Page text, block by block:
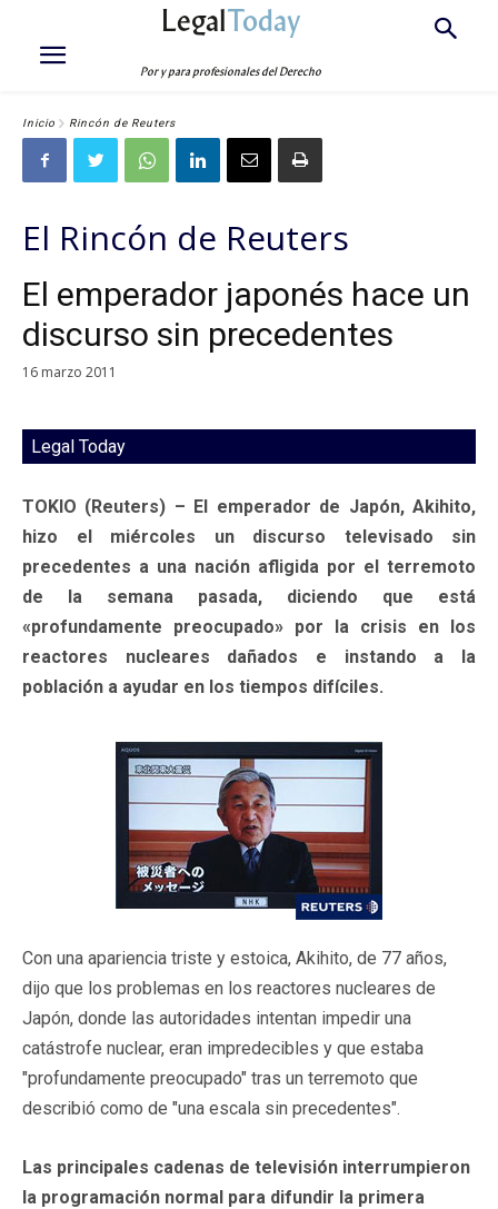
LegalToday
Por y para profesionales del Derecho
Inicio Rincón de Reuters
El Rincón de Reuters
El emperador japonés hace un
discurso sin precedentes
16 marzo 2011
Legal Today
TOKIO (Reuters) – El emperador de Japón, Akihito,
hizo el miércoles un discurso televisado sin
precedentes a una nación afligida por el terremoto
de la semana pasada, diciendo que está
«profundamente preocupado» por la crisis en los
reactores nucleares dañados e instando a la
población a ayudar en los tiempos difíciles.
Con una apariencia triste y estoica, Akihito, de 77 años,
dijo que los problemas en los reactores nucleares de
Japón, donde las autoridades intentan impedir una
catástrofe nuclear, eran impredecibles y que estaba
"profundamente preocupado" tras un terremoto que
describió como de "una escala sin precedentes".
Las principales cadenas de televisión interrumpieron
la programación normal para difundir la primera